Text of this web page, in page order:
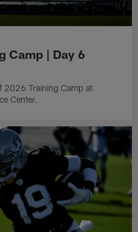
Camp | Day 6
2026 Training Camp at
Center.